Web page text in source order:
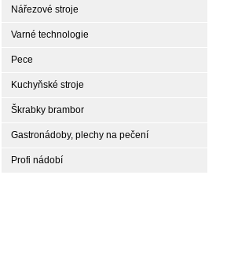
Nářezové stroje
Varné technologie
Pece
Kuchyňské stroje
Škrabky brambor
Gastronádoby, plechy na pečení
Profi nádobí